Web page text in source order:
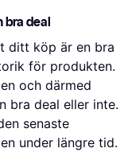
deal
ditt köp är en bra
för produkten.
och därmed
bra deal eller inte.
senaste
under längre tid.